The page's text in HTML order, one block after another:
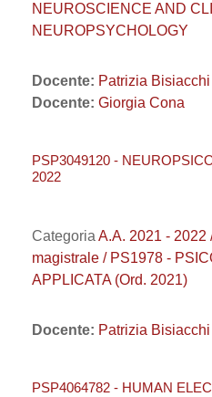
NEUROSCIENCE AND
NEUROPSYCHOLOGY
Docente: Patrizia Bisiacchi
Docente: Giorgia Cona
PSP3049120 -
2022
Categoria A.A. 2021 - 2022
magistrale / PS1978 -
APPLICATA (Ord. 2021)
Docente: Patrizia Bisiacchi
PSP4064782 - HUMAN